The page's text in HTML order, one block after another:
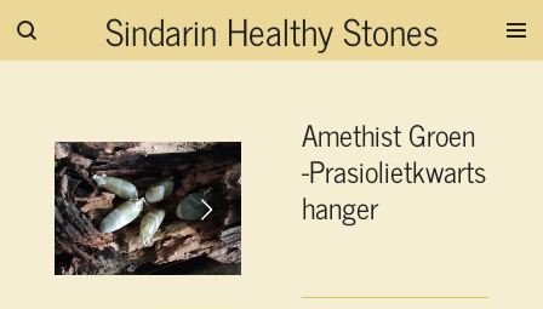
Ga
Sindarin Healthy Stones
Amethist Groen
-Prasiolietkwarts
hanger